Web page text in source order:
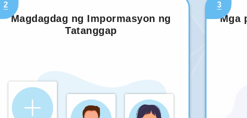
2
Magdagdag ng Impormasyon ng
Tatanggap
3
Mga